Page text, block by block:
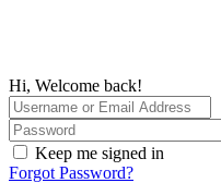
Hi, Welcome back!
Keep me signed in
Forgot Password?